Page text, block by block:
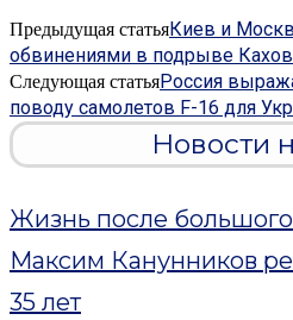
Предыдущая статьяКиев и
обвинениями в подрыве
Следующая статьяРоссия
поводу самолетов F-16 для
Новости
Жизнь после
Максим Канунников
35 лет